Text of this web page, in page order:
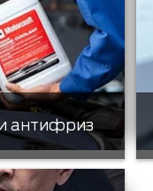
антифриз